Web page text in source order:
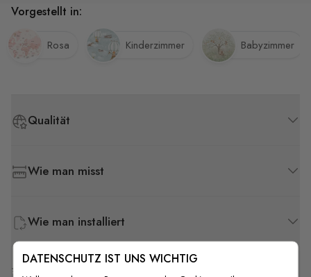
Qualität
Wie man misst
Wie man installiert
Versand & Rückgabe
Vorgestellt in:
Rosa Kinderzimmer Babyzimmer
DATENSCHUTZ IST UNS WICHTIG